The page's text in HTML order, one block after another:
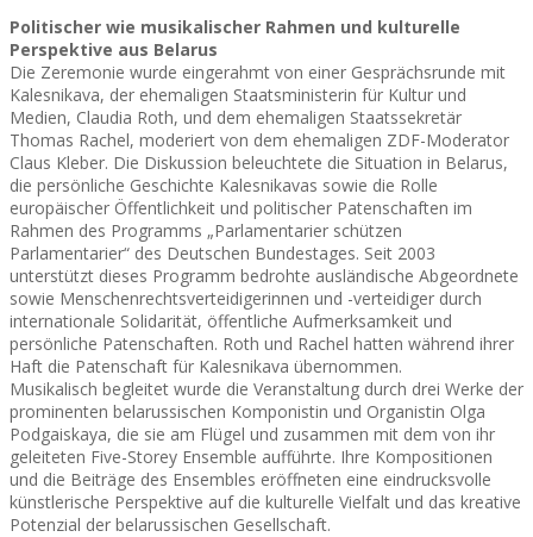
Politischer wie musikalischer Rahmen und kulturelle
Perspektive aus Belarus
Die Zeremonie wurde eingerahmt von einer Gesprächsrunde mit
Kalesnikava, der ehemaligen Staatsministerin für Kultur und
Medien, Claudia Roth, und dem ehemaligen Staatssekretär
Thomas Rachel, moderiert von dem ehemaligen ZDF-Moderator
Claus Kleber. Die Diskussion beleuchtete die Situation in Belarus,
die persönliche Geschichte Kalesnikavas sowie die Rolle
europäischer Öffentlichkeit und politischer Patenschaften im
Rahmen des Programms „Parlamentarier schützen
Parlamentarier“ des Deutschen Bundestages. Seit 2003
unterstützt dieses Programm bedrohte ausländische Abgeordnete
sowie Menschenrechtsverteidigerinnen und -verteidiger durch
internationale Solidarität, öffentliche Aufmerksamkeit und
persönliche Patenschaften. Roth und Rachel hatten während ihrer
Haft die Patenschaft für Kalesnikava übernommen.
Musikalisch begleitet wurde die Veranstaltung durch drei Werke der
prominenten belarussischen Komponistin und Organistin Olga
Podgaiskaya, die sie am Flügel und zusammen mit dem von ihr
geleiteten Five-Storey Ensemble aufführte. Ihre Kompositionen
und die Beiträge des Ensembles eröffneten eine eindrucksvolle
künstlerische Perspektive auf die kulturelle Vielfalt und das kreative
Potenzial der belarussischen Gesellschaft.